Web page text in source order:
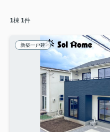
1棟 1件
新築一戸建